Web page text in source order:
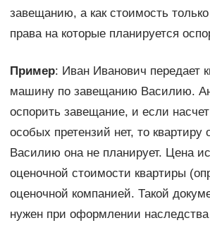
завещанию, а как стоимость
права на которые планируется
Пример: Иван Иванович передает
машину по завещанию Василию.
оспорить завещание, и если
особых претензий нет, то квартиру
Василию она не планирует. Цена
оценочной стоимости квартиры
оценочной компанией. Такой
нужен при оформлении наследства